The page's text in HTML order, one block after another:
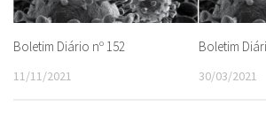
Boletim Diário nº 152
11/11/2021
Boletim
30/03/2021